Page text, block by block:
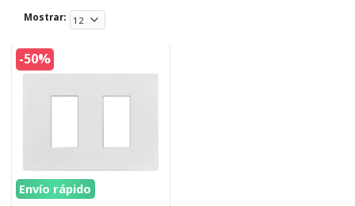
Mostrar:
-50%
Envío rápido